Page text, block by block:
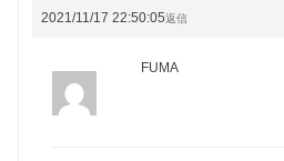
2021/11/17 22:50:05返信
FUMA